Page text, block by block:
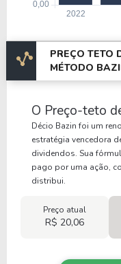
PREÇO TETO
MÉTODO
O Preço-teto
Décio Bazin foi um
estratégia vencedora
dividendos. Sua
pago por uma ação,
distribui.
Preço atual
R$ 20,06